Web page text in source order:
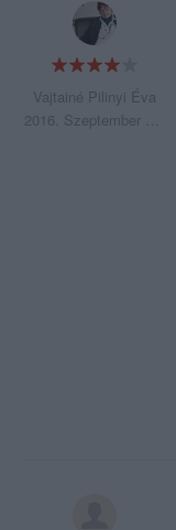
Vajtainé Pilinyi Éva
2016. Szeptember 12.